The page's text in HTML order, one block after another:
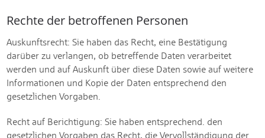
Rechte der betroffenen Personen
Auskunftsrecht: Sie haben das Recht, eine Bestätigung
darüber zu verlangen, ob betreffende Daten verarbeitet
werden und auf Auskunft über diese Daten sowie auf weitere
Informationen und Kopie der Daten entsprechend den
gesetzlichen Vorgaben.
Recht auf Berichtigung: Sie haben entsprechend. den
gesetzlichen Vorgaben das Recht, die Vervollständigung der